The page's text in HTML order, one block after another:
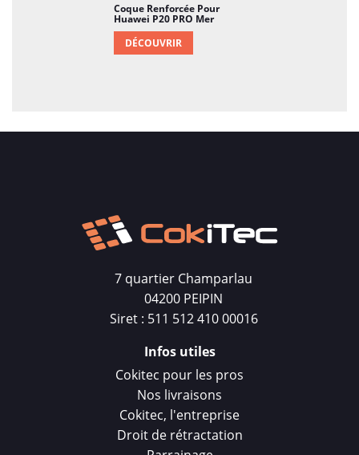
Coque Renforcée Pour
Huawei P20 PRO Mer
DÉCOUVRIR
7 quartier Champarlau
04200 PEIPIN
Siret : 511 512 410 00016
Infos utiles
Cokitec pour les pros
Nos livraisons
Cokitec, l'entreprise
Droit de rétractation